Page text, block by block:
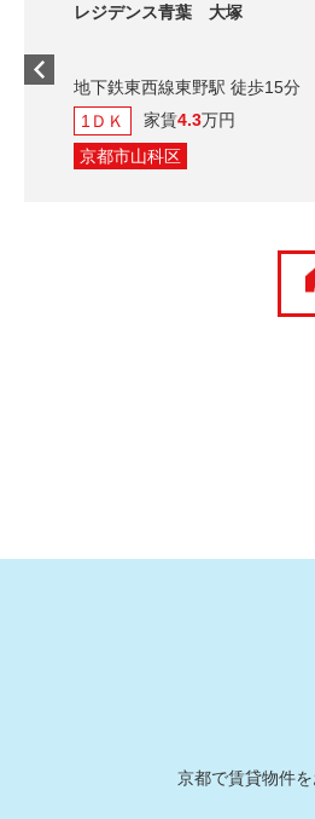
レジデンス青葉 大塚
地下鉄東西線東野駅 徒歩15分
1ＤＫ
家賃4.3万円
京都市山科区
京都で賃貸物件